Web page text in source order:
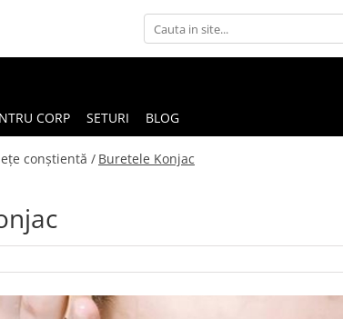
CORP SETURI BLOG
conștientă / Buretele Konjac